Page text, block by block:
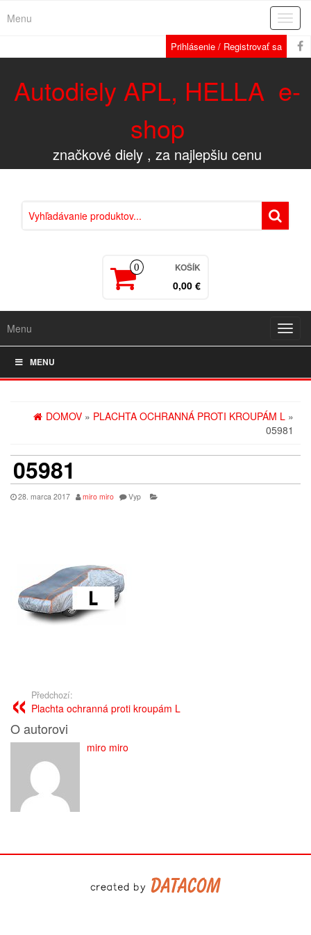
Menu
Prihlásenie / Registrovať sa
Autodiely APL, HELLA e-
shop
značkové diely , za najlepšiu cenu
0 KOŠÍK
0,00 €
Menu
MENU
DOMOV » PLACHTA OCHRANNÁ PROTI KROUPÁM L »
05981
05981
28. marca 2017 miro miro Vyp
Předchozí:
Plachta ochranná proti kroupám L
O autorovi
miro miro